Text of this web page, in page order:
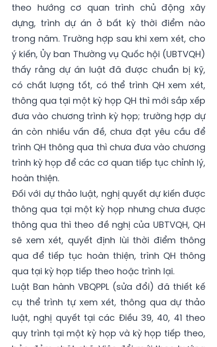
trong năm. Trường hợp sau khi xem xét, cho
ý kiến, Ủy ban Thường vụ Quốc hội (UBTVQH)
thấy rằng dự án luật đã được chuẩn bị kỹ,
có chất lượng tốt, có thể trình QH xem xét,
thông qua tại một kỳ họp QH thì mới sắp xếp
đưa vào chương trình kỳ họp; trường hợp dự
án còn nhiều vấn đề, chưa đạt yêu cầu để
trình QH thông qua thì chưa đưa vào chương
trình kỳ họp để các cơ quan tiếp tục chỉnh lý,
hoàn thiện.
Đối với dự thảo luật, nghị quyết dự kiến được
thông qua tại một kỳ họp nhưng chưa được
thông qua thì theo đề nghị của UBTVQH, QH
sẽ xem xét, quyết định lùi thời điểm thông
qua để tiếp tục hoàn thiện, trình QH thông
qua tại kỳ họp tiếp theo hoặc trình lại.
Luật Ban hành VBQPPL (sửa đổi) đã thiết kế
cụ thể trình tự xem xét, thông qua dự thảo
luật, nghị quyết tại các Điều 39, 40, 41 theo
quy trình tại một kỳ họp và kỳ họp tiếp theo,
bảo đảm chặt chẽ. Việc đổi mới theo hướng
này nhằm bảo đảm chất lượng của việc